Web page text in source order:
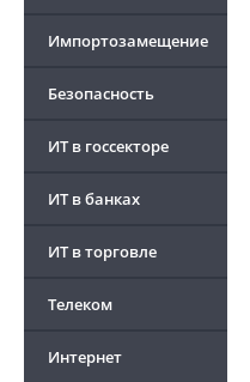
Импортозамещение
Безопасность
ИТ в госсекторе
ИТ в банках
ИТ в торговле
Телеком
Интернет